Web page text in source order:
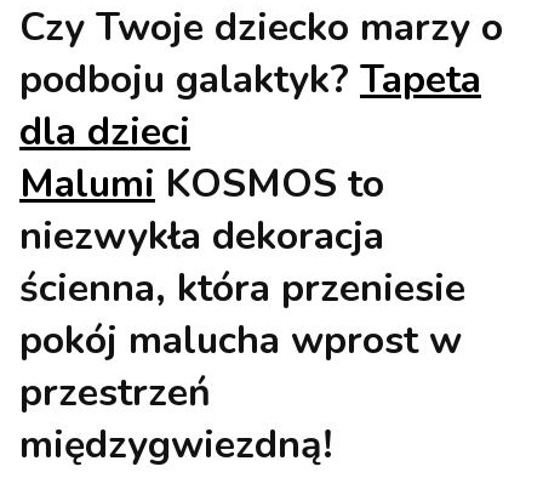
Czy Twoje dziecko marzy o
podboju galaktyk? Tapeta
dla dzieci
Malumi KOSMOS to
niezwykła dekoracja
ścienna, która przeniesie
pokój malucha wprost w
przestrzeń
międzygwiezdną!